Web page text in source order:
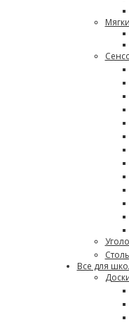
Все для